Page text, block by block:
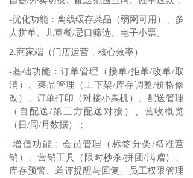
-优化功能：离线缓存菜品（弱网可用）、多
人拼单、儿童餐/忌口筛选、电子小票。
2.商家端（门店运营，核心效率）
-基础功能：订单管理（接单/拒单/改单/取
消）、菜品管理（上下架/库存调整/价格修
改）、订单打印（对接小票机）、配送管理
（自配送/第三方配送对接）、营收概览
（日/周/月数据）；
-增值功能：会员管理（标签分类/精准营
销）、营销工具（限时秒杀/拼团/满赠）、
库存预警、差评提醒与回复、员工权限管理